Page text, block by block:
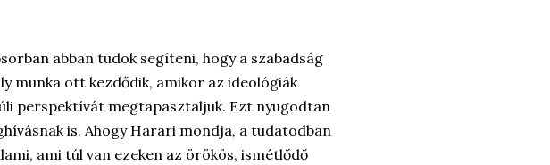
abban tudok segíteni, hogy a szabadság
munka ott kezdődik, amikor az ideológiák
perspektívát megtapasztaljuk. Ezt nyugodtan
is. Ahogy Harari mondja, a tudatodban
ami túl van ezeken az örökös, ismétlődő